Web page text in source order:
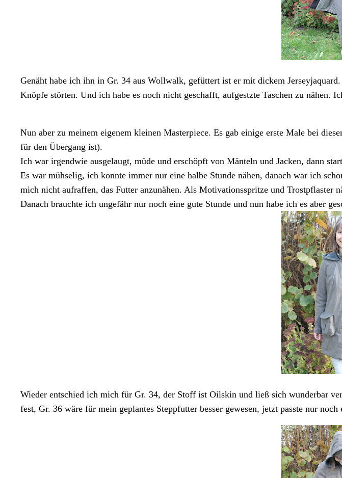
Genäht habe ich ihn in Gr. 34 aus Wollwalk, gefüttert ist er mit dickem
Knöpfe störten. Und ich habe es noch nicht geschafft, aufgestzte Taschen zu nähen.
Nun aber zu meinem eigenem kleinen Masterpiece. Es gab einige erste Male bei
für den Übergang ist).
Ich war irgendwie ausgelaugt, müde und erschöpft von Mänteln und Jacken, dann
Es war mühselig, ich konnte immer nur eine halbe Stunde nähen, danach war ich
mich nicht aufraffen, das Futter anzunähen. Als Motivationsspritze und Trostpflaster
Danach brauchte ich ungefähr nur noch eine gute Stunde und nun habe ich es aber
Wieder entschied ich mich für Gr. 34, der Stoff ist Oilskin und ließ sich wunderbar
fest, Gr. 36 wäre für mein geplantes Steppfutter besser gewesen, jetzt passte nur